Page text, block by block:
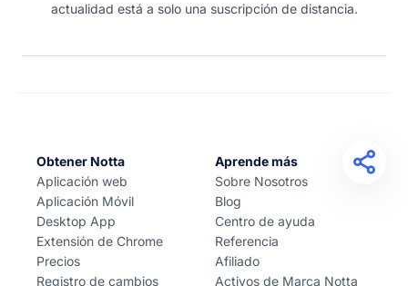
actualidad está a solo una suscripción de distancia.
Obtener Notta
Aplicación web
Aplicación Móvil
Desktop App
Extensión de Chrome
Precios
Registro de cambios
Aprende más
Sobre Nosotros
Blog
Centro de ayuda
Referencia
Afiliado
Activos de Marca Notta